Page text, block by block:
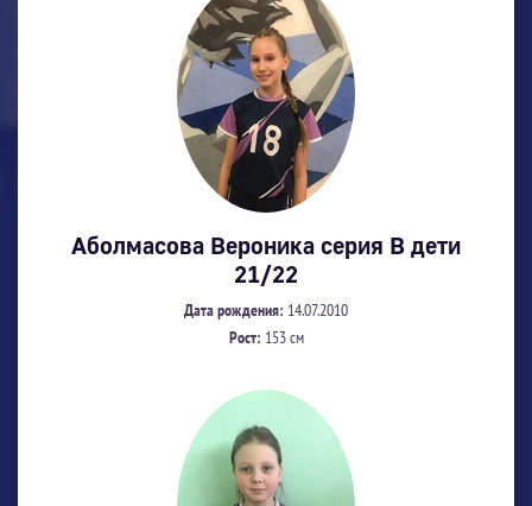
Аболмасова Вероника серия В дети
21/22
Дата рождения: 14.07.2010
Рост: 153 см